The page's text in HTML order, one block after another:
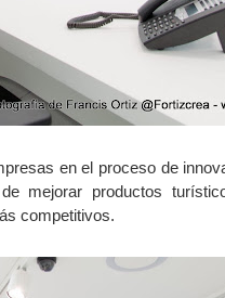
en el proceso de
mejorar productos
competitivos.